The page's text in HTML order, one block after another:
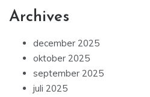
Archives
december 2025
oktober 2025
september 2025
juli 2025